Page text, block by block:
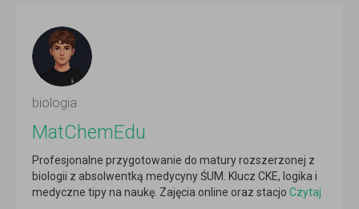
biologia
MatChemEdu
Profesjonalne przygotowanie do matury rozszerzonej z
biologii z absolwentką medycyny ŚUM. Klucz CKE, logika i
medyczne tipy na naukę. Zajęcia online oraz stacjo Czytaj